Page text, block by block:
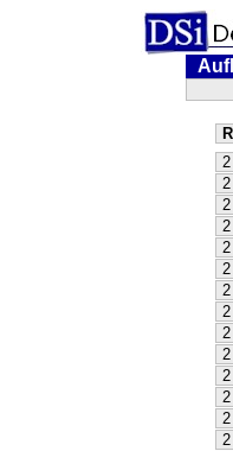
2
2
2
2
2
2
2
2
2
2
2
2
2
2